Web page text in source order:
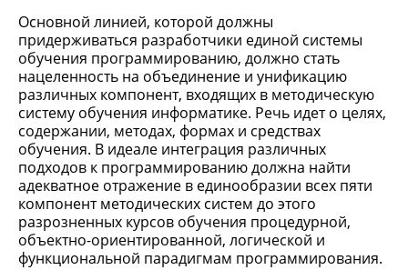
Основной линией, которой должны
придерживаться разработчики единой системы
обучения программированию, должно стать
нацеленность на объединение и унификацию
различных компонент, входящих в методическую
систему обучения информатике. Речь идет о целях,
содержании, методах, формах и средствах
обучения. В идеале интеграция различных
подходов к программированию должна найти
адекватное отражение в единообразии всех пяти
компонент методических систем до этого
разрозненных курсов обучения процедурной,
объектно-ориентированной, логической и
функциональной парадигмам программирования.